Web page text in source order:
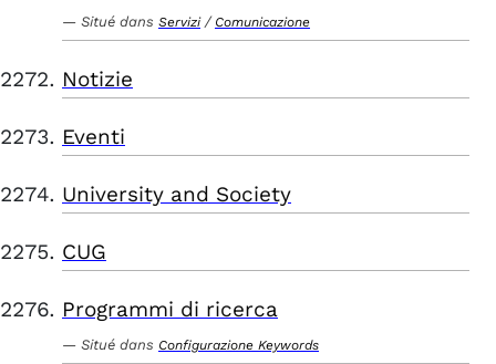
Situé dans Servizi / Comunicazione
Notizie
Eventi
University and Society
CUG
Programmi di ricerca
Situé dans Configurazione Keywords